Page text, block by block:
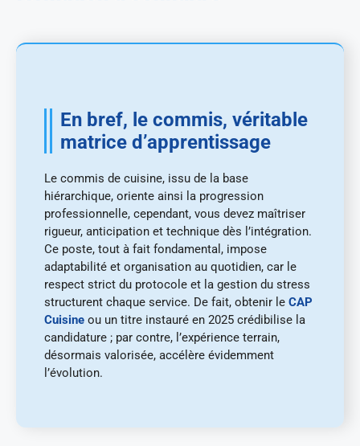
En bref, le commis, véritable
matrice d’apprentissage
Le commis de cuisine, issu de la base
hiérarchique, oriente ainsi la progression
professionnelle, cependant, vous devez maîtriser
rigueur, anticipation et technique dès l’intégration.
Ce poste, tout à fait fondamental, impose
adaptabilité et organisation au quotidien, car le
respect strict du protocole et la gestion du stress
structurent chaque service. De fait, obtenir le CAP
Cuisine ou un titre instauré en 2025 crédibilise la
candidature ; par contre, l’expérience terrain,
désormais valorisée, accélère évidemment
l’évolution.